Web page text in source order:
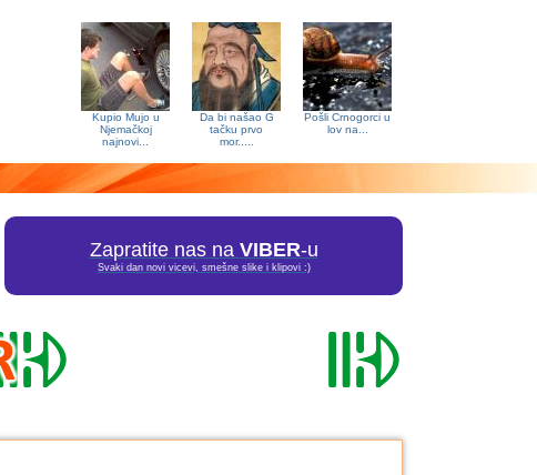
Pošli Crnogorci u
lov na...
Da bi našao G
tačku prvo
mor.....
Kupio Mujo u
Njemačkoj
najnovi...
Zapratite nas na VIBER-u
Svaki dan novi vicevi, smešne slike i klipovi :)